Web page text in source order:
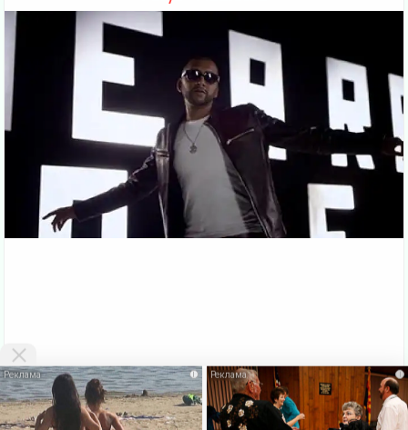
VKlipe.org - здесь можноскачать клипы бесплатнои смотреть клипы
онлайн без регистрации. На этой странице Вы можете
Скачать
i i